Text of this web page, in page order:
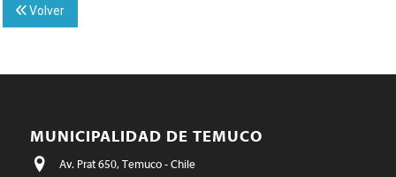
Volver
MUNICIPALIDAD DE TEMUCO
Av. Prat 650, Temuco - Chile